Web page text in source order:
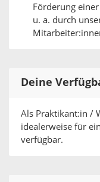
Förderung
u. a. durch
Deine
Als Praktikant:in /
idealerweise für
verfügbar.